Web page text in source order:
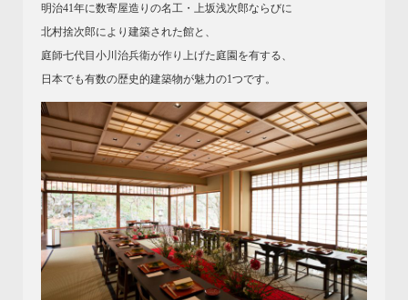
明治41年に数寄屋造りの名工・上坂浅次郎ならびに
北村捨次郎により建築された館と、
庭師七代目小川治兵衛が作り上げた庭園を有する、
日本でも有数の歴史的建築物が魅力の1つです。